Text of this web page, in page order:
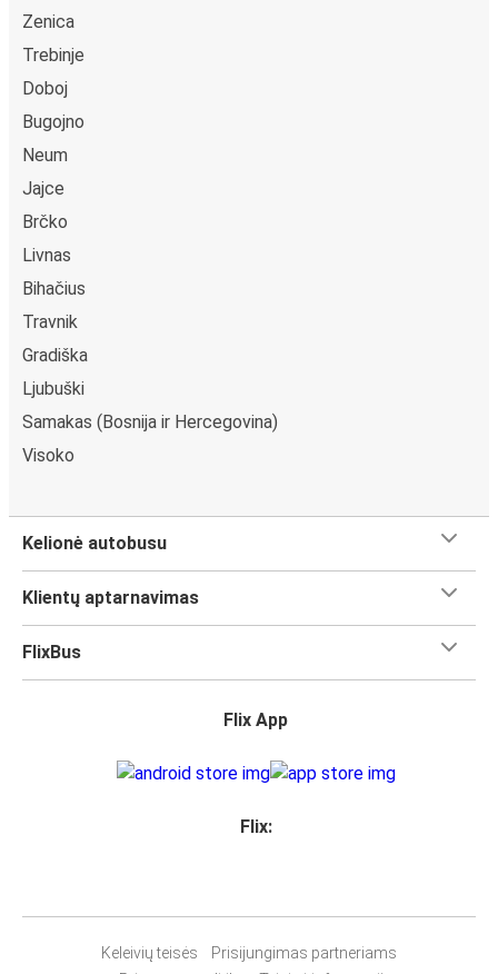
Zenica
Trebinje
Doboj
Bugojno
Neum
Jajce
Brčko
Livnas
Bihačius
Travnik
Gradiška
Ljubuški
Samakas (Bosnija ir Hercegovina)
Visoko
Kelionė autobusu
Klientų aptarnavimas
FlixBus
Flix App
Flix:
Keleivių teisės
Prisijungimas partneriams